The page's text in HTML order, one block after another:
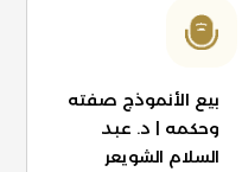
بيع الأنموذج صفته
وحكمه | د. عبد
السلام الشويعر